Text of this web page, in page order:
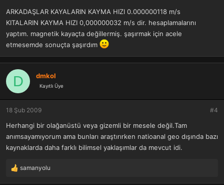
ARKADAŞLAR KAYALARIN KAYMA HIZI 0.000000118 m/s
KITALARIN KAYMA HIZI 0,000000032 m/s dir. hesaplamalarını
yaptım. magnetik kayaçta değillermiş. şaşırmak için acele
etmesemde sonuçta şaşırdım
D dmkol
Kayıtlı Üye
18 Şub 2009 #4
Herhangi bir olağanüstü veya gizemli bir mesele değil.Tam
anımsayamıyorum ama bunları araştırırken natioanal geo dışında bazı
kaynaklarda daha farklı bilimsel yaklaşımlar da mevcut idi.
T
samanyolu